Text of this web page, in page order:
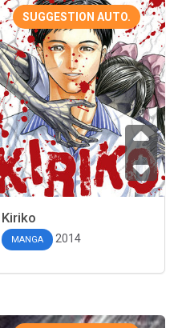
SUGGESTION AUTO.
Kiriko
MANGA 2014